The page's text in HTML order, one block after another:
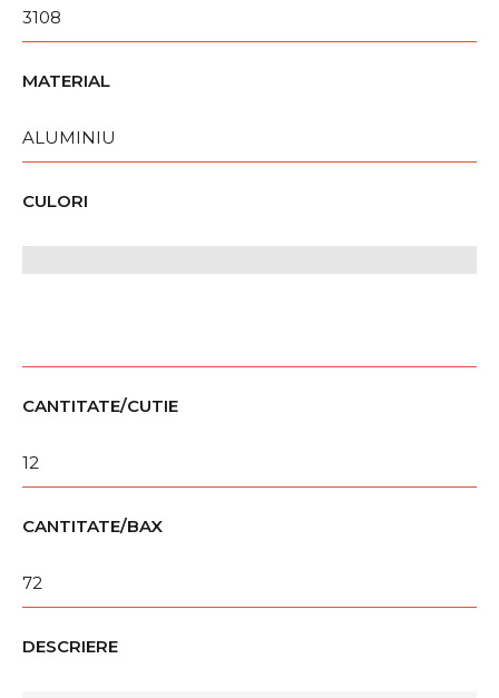
3108
MATERIAL
ALUMINIU
CULORI
CANTITATE/CUTIE
12
CANTITATE/BAX
72
DESCRIERE